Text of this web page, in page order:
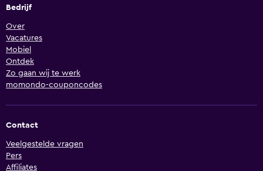
Bedrijf
Over
Vacatures
Mobiel
Ontdek
Zo gaan wij te werk
momondo-couponcodes
Contact
Veelgestelde vragen
Pers
Affiliates